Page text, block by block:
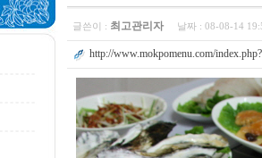
글쓴이 : 최고관리자 날짜 : 08-08-14
http://www.mokpomenu.com/